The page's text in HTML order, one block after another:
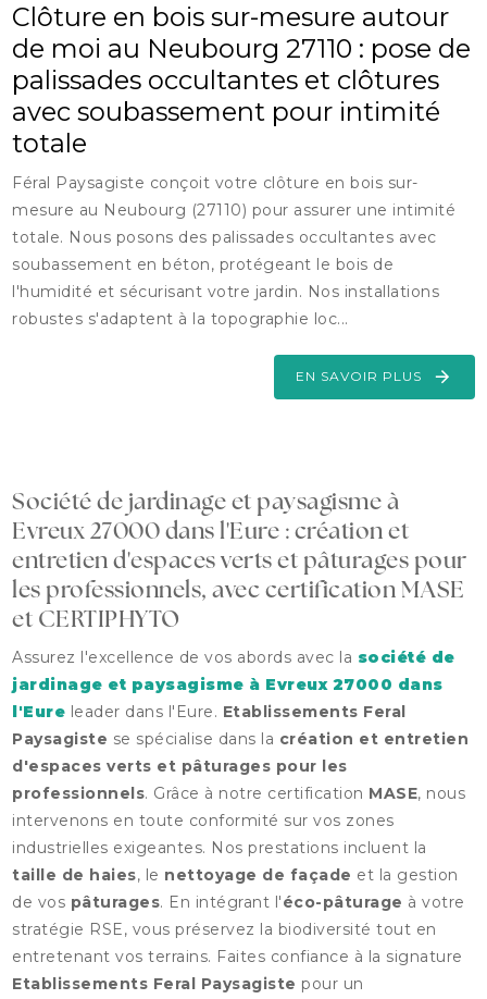
Clôture en bois sur-mesure autour
de moi au Neubourg 27110 : pose de
palissades occultantes et clôtures
avec soubassement pour intimité
totale
Féral Paysagiste conçoit votre clôture en bois sur-
mesure au Neubourg (27110) pour assurer une intimité
totale. Nous posons des palissades occultantes avec
soubassement en béton, protégeant le bois de
l'humidité et sécurisant votre jardin. Nos installations
robustes s'adaptent à la topographie loc...
EN SAVOIR PLUS
Société de jardinage et paysagisme à
Evreux 27000 dans l'Eure : création et
entretien d'espaces verts et pâturages pour
les professionnels, avec certification MASE
et CERTIPHYTO
Assurez l'excellence de vos abords avec la société de
jardinage et paysagisme à Evreux 27000 dans
l'Eure leader dans l'Eure. Etablissements Feral
Paysagiste se spécialise dans la création et entretien
d'espaces verts et pâturages pour les
professionnels. Grâce à notre certification MASE, nous
intervenons en toute conformité sur vos zones
industrielles exigeantes. Nos prestations incluent la
taille de haies, le nettoyage de façade et la gestion
de vos pâturages. En intégrant l'éco-pâturage à votre
stratégie RSE, vous préservez la biodiversité tout en
entretenant vos terrains. Faites confiance à la signature
Etablissements Feral Paysagiste pour un